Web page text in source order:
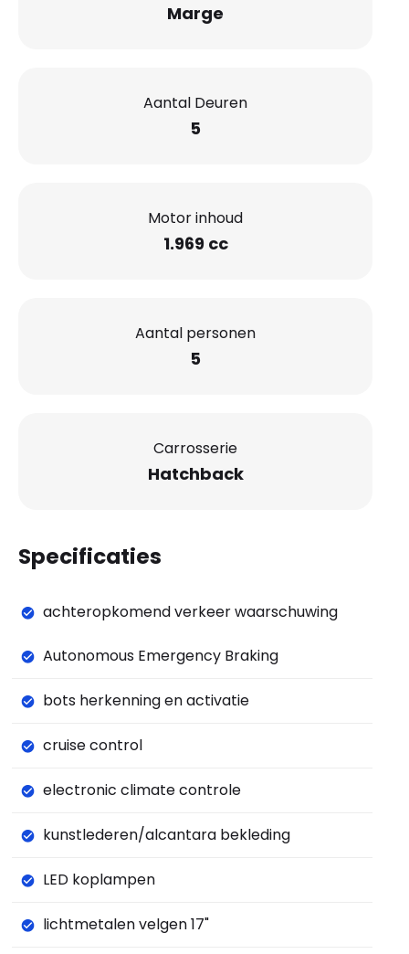
Marge
Aantal Deuren
5
Motor inhoud
1.969 cc
Aantal personen
5
Carrosserie
Hatchback
Specificaties
achteropkomend verkeer waarschuwing
Autonomous Emergency Braking
bots herkenning en activatie
cruise control
electronic climate controle
kunstlederen/alcantara bekleding
LED koplampen
lichtmetalen velgen 17"